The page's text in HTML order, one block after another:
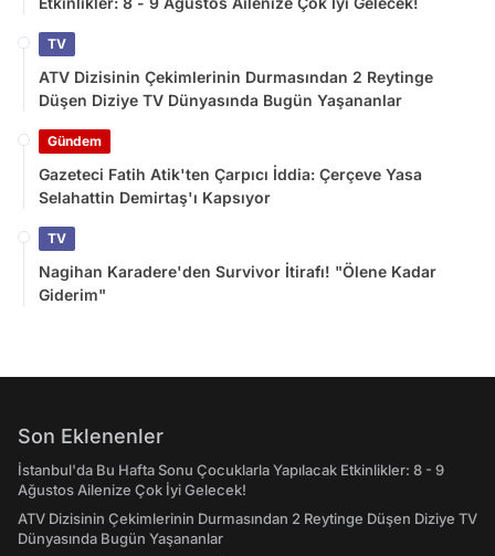
TV
ATV Dizisinin Çekimlerinin Durmasından 2 Reytinge
Düşen Diziye TV Dünyasında Bugün Yaşananlar
Gündem
Gazeteci Fatih Atik'ten Çarpıcı İddia: Çerçeve Yasa
Selahattin Demirtaş'ı Kapsıyor
TV
Nagihan Karadere'den Survivor İtirafı! "Ölene Kadar
Giderim"
Son Eklenenler
İstanbul'da Bu Hafta Sonu Çocuklarla Yapılacak Etkinlikler: 8 - 9
Ağustos Ailenize Çok İyi Gelecek!
ATV Dizisinin Çekimlerinin Durmasından 2 Reytinge Düşen Diziye TV
Dünyasında Bugün Yaşananlar